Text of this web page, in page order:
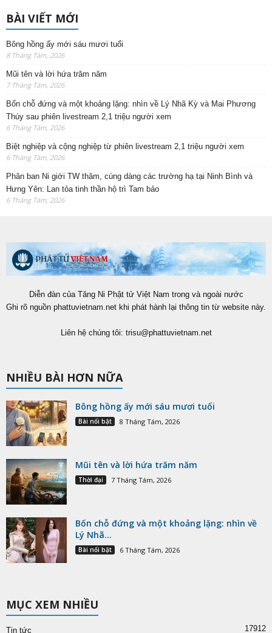
BÀI VIẾT MỚI
Bông hồng ấy mới sáu mươi tuổi
8 Tháng Tám, 2026
Mũi tên và lời hứa trăm năm
7 Tháng Tám, 2026
Bốn chỗ đứng và một khoảng lặng: nhìn về Lý Nhã Kỳ và Mai Phương
Thúy sau phiên livestream 2,1 triệu người xem
6 Tháng Tám, 2026
Biệt nghiệp và cộng nghiệp từ phiên livestream 2,1 triệu người xem
6 Tháng Tám, 2026
Phân ban Ni giới TW thăm, cúng dàng các trường hạ tại Ninh Bình và
Hưng Yên: Lan tỏa tinh thần hộ trì Tam bảo
6 Tháng Tám, 2026
Diễn đàn của Tăng Ni Phật tử Việt Nam trong và ngoài nước
Ghi rõ nguồn phattuvietnam.net khi phát hành lại thông tin từ website này.
Liên hệ chúng tôi: trisu@phattuvietnam.net
NHIỀU BÀI HƠN NỮA
Bông hồng ấy mới sáu mươi tuổi
Bài nổi bật 8 Tháng Tám, 2026
Mũi tên và lời hứa trăm năm
Thời đại 7 Tháng Tám, 2026
Bốn chỗ đứng và một khoảng lặng: nhìn về
Lý Nhã...
Bài nổi bật 6 Tháng Tám, 2026
MỤC XEM NHIỀU
Tin tức 17912